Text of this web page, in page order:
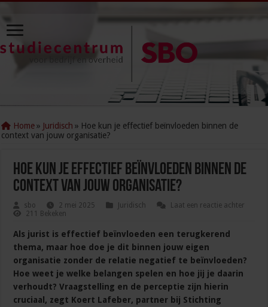
Home » Juridisch » Hoe kun je effectief beïnvloeden binnen de
context van jouw organisatie?
Hoe kun je effectief beïnvloeden binnen de
context van jouw organisatie?
sbo 2 mei 2025 Juridisch
Laat een reactie achter
211 Bekeken
Als jurist is effectief beïnvloeden een terugkerend
thema, maar hoe doe je dit binnen jouw eigen
organisatie zonder de relatie negatief te beïnvloeden?
Hoe weet je welke belangen spelen en hoe jij je daarin
verhoudt? Vraagstelling en de perceptie zijn hierin
cruciaal, zegt Koert Lafeber, partner bij Stichting